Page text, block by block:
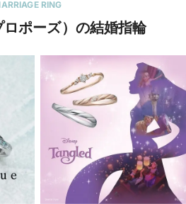
RING
ロポーズ）の結婚指輪